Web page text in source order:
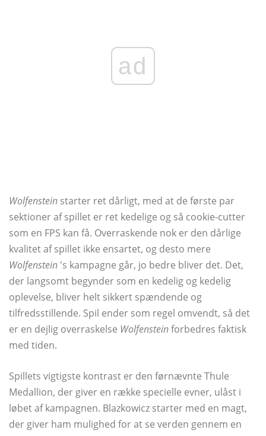
ad
Wolfenstein starter ret dårligt, med at de første par
sektioner af spillet er ret kedelige og så cookie-cutter
som en FPS kan få. Overraskende nok er den dårlige
kvalitet af spillet ikke ensartet, og desto mere
Wolfenstein 's kampagne går, jo bedre bliver det. Det,
der langsomt begynder som en kedelig og kedelig
oplevelse, bliver helt sikkert spændende og
tilfredsstillende. Spil ender som regel omvendt, så det
er en dejlig overraskelse Wolfensteinforbedres faktisk
med tiden.
Spillets vigtigste kontrast er den førnævnte Thule
Medallion, der giver en række specielle evner, ulåst i
løbet af kampagnen. Blazkowicz starter med en magt,
der giver ham mulighed for at se verden gennem en